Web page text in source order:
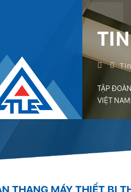
TẬP
VIỆT
THANG MÁY THIẾT BỊ